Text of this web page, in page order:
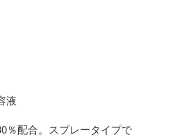
液
％配合。スプレータイプで